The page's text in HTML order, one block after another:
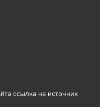
ссылка на источник